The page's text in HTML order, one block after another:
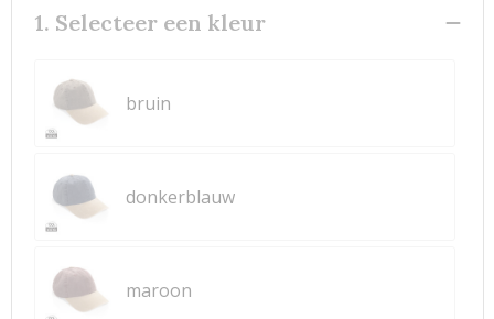
1. Selecteer een kleur
bruin
donkerblauw
maroon